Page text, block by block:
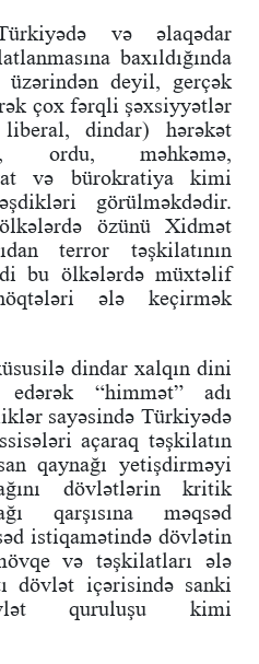
və əlaqədar
baxıldığında
üzərindən deyil, gerçək
çox fərqli şəxsiyyətlər
dindar) hərəkət
ordu, məhkəmə,
və bürokratiya kimi
görülməkdədir.
özünü Xidmət
terror təşkilatının
bu ölkələrdə müxtəlif
ələ keçirmək
dindar xalqın dini
edərək “himmət” adı
sayəsində Türkiyədə
açaraq təşkilatın
qaynağı yetişdirməyi
dövlətlərin kritik
qarşısına məqsəd
istiqamətində dövlətin
və təşkilatları ələ
dövlət içərisində sanki
quruluşu kimi